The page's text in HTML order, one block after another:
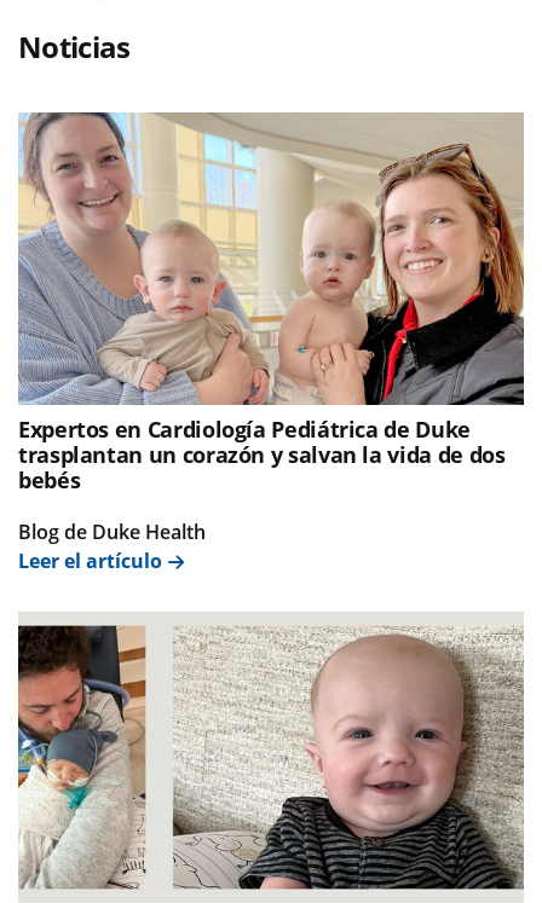
Noticias
Expertos en Cardiología Pediátrica de Duke
trasplantan un corazón y salvan la vida de dos
bebés
Blog de Duke Health
Leer el artículo